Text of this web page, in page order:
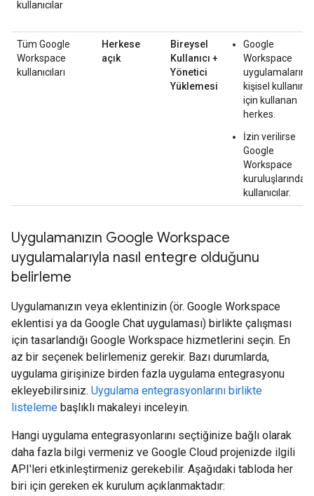
kullanıcılar
Tüm Google
Workspace
kullanıcıları
Herkese
açık
Bireysel
Kullanıcı +
Yönetici
Yüklemesi
Google
Workspace
uygulamalarını
kişisel kullanım
için kullanan
herkes.
İzin verilirse
Google
Workspace
kuruluşlarındaki
kullanıcılar.
Uygulamanızın Google Workspace
uygulamalarıyla nasıl entegre olduğunu
belirleme
Uygulamanızın veya eklentinizin (ör. Google Workspace
eklentisi ya da Google Chat uygulaması) birlikte çalışması
için tasarlandığı Google Workspace hizmetlerini seçin. En
az bir seçenek belirlemeniz gerekir. Bazı durumlarda,
uygulama girişinize birden fazla uygulama entegrasyonu
ekleyebilirsiniz. Uygulama entegrasyonlarını birlikte
listeleme başlıklı makaleyi inceleyin.
Hangi uygulama entegrasyonlarını seçtiğinize bağlı olarak
daha fazla bilgi vermeniz ve Google Cloud projenizde ilgili
API'leri etkinleştirmeniz gerekebilir. Aşağıdaki tabloda her
biri için gereken ek kurulum açıklanmaktadır: